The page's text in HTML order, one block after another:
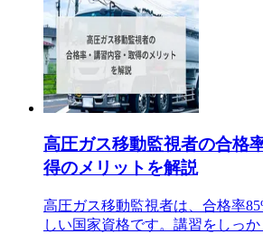
高圧ガス移動監視者の合格
得のメリットを解説
高圧ガス移動監視者は、合格率
しい国家資格です。講習をしっ